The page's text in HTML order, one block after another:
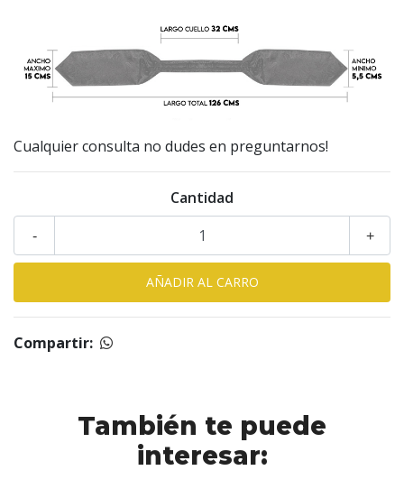
Cualquier consulta no dudes en preguntarnos!
Cantidad
+
-
Compartir:
También te puede
interesar: